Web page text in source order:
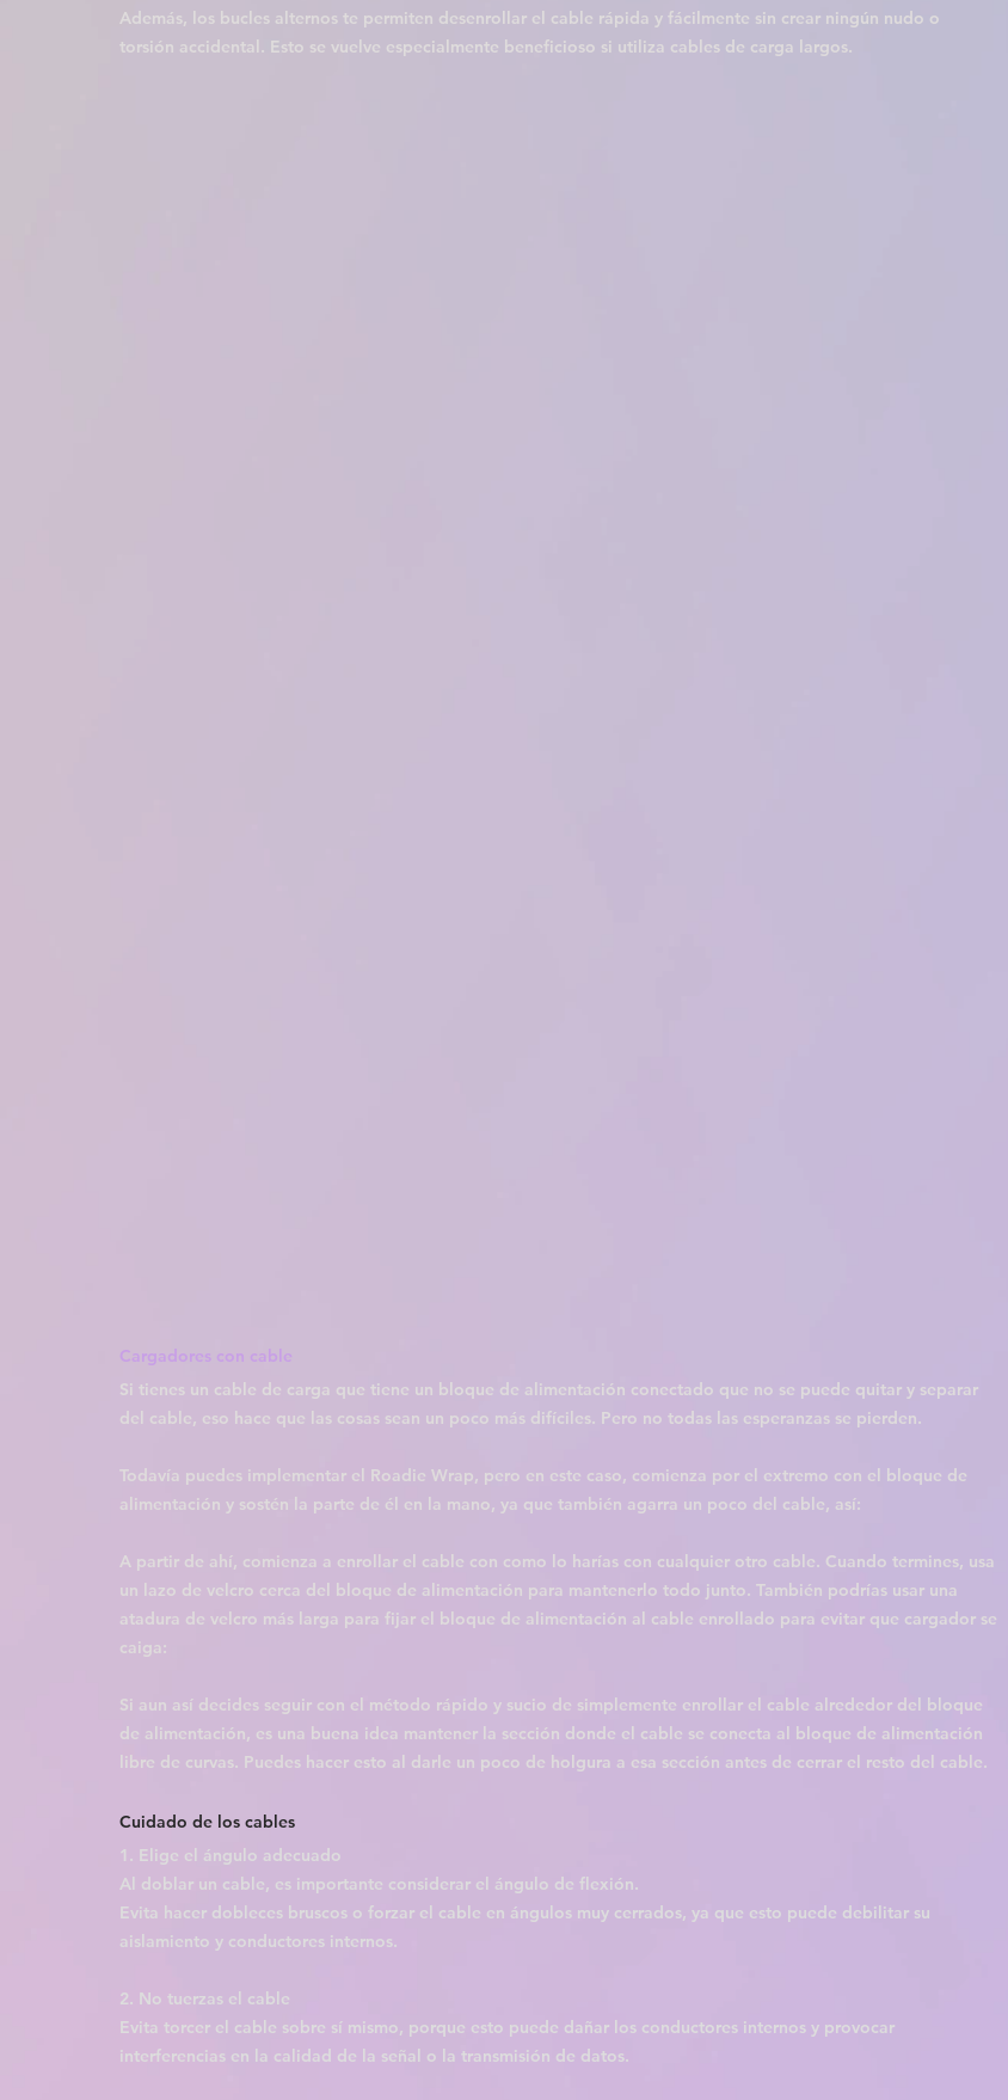
Además, los bucles alternos te permiten desenrollar el cable rápida y fácilmente sin crear ningún nudo o
torsión accidental. Esto se vuelve especialmente beneficioso si utiliza cables de carga largos.
Cargadores con cable
Si tienes un cable de carga que tiene un bloque de alimentación conectado que no se puede quitar y separar
del cable, eso hace que las cosas sean un poco más difíciles. Pero no todas las esperanzas se pierden.
Todavía puedes implementar el Roadie Wrap, pero en este caso, comienza por el extremo con el bloque de
alimentación y sostén la parte de él en la mano, ya que también agarra un poco del cable, así:
A partir de ahí, comienza a enrollar el cable con como lo harías con cualquier otro cable. Cuando termines, usa
un lazo de velcro cerca del bloque de alimentación para mantenerlo todo junto. También podrías usar una
atadura de velcro más larga para fijar el bloque de alimentación al cable enrollado para evitar que cargador se
caiga:
Si aun así decides seguir con el método rápido y sucio de simplemente enrollar el cable alrededor del bloque
de alimentación, es una buena idea mantener la sección donde el cable se conecta al bloque de alimentación
libre de curvas. Puedes hacer esto al darle un poco de holgura a esa sección antes de cerrar el resto del cable.
Cuidado de los cables
1. Elige el ángulo adecuado
Al doblar un cable, es importante considerar el ángulo de flexión.
Evita hacer dobleces bruscos o forzar el cable en ángulos muy cerrados, ya que esto puede debilitar su
aislamiento y conductores internos.
2. No tuerzas el cable
Evita torcer el cable sobre sí mismo, porque esto puede dañar los conductores internos y provocar
interferencias en la calidad de la señal o la transmisión de datos.